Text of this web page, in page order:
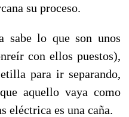
su proceso.
sabe lo que son unos
con ellos puestos),
para ir separando,
aquello vaya como
eléctrica es una caña.